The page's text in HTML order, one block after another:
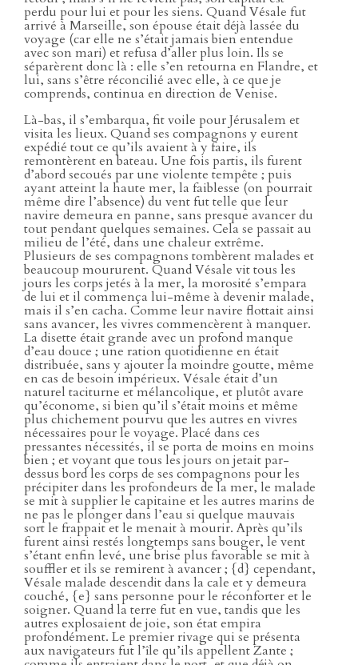
perdu pour lui et pour les siens. Quand Vésale fut
arrivé à Marseille, son épouse était déjà lassée du
voyage (car elle ne s’était jamais bien entendue
avec son mari) et refusa d’aller plus loin. Ils se
séparèrent donc là : elle s’en retourna en Flandre, et
lui, sans s’être réconcilié avec elle, à ce que je
comprends, continua en direction de Venise.
Là-bas, il s’embarqua, fit voile pour Jérusalem et
visita les lieux. Quand ses compagnons y eurent
expédié tout ce qu’ils avaient à y faire, ils
remontèrent en bateau. Une fois partis, ils furent
d’abord secoués par une violente tempête ; puis
ayant atteint la haute mer, la faiblesse (on pourrait
même dire l’absence) du vent fut telle que leur
navire demeura en panne, sans presque avancer du
tout pendant quelques semaines. Cela se passait au
milieu de l’été, dans une chaleur extrême.
Plusieurs de ses compagnons tombèrent malades et
beaucoup moururent. Quand Vésale vit tous les
jours les corps jetés à la mer, la morosité s’empara
de lui et il commença lui-même à devenir malade,
mais il s’en cacha. Comme leur navire flottait ainsi
sans avancer, les vivres commencèrent à manquer.
La disette était grande avec un profond manque
d’eau douce ; une ration quotidienne en était
distribuée, sans y ajouter la moindre goutte, même
en cas de besoin impérieux. Vésale était d’un
naturel taciturne et mélancolique, et plutôt avare
qu’économe, si bien qu’il s’était moins et même
plus chichement pourvu que les autres en vivres
nécessaires pour le voyage. Placé dans ces
pressantes nécessités, il se porta de moins en moins
bien ; et voyant que tous les jours on jetait par-
dessus bord les corps de ses compagnons pour les
précipiter dans les profondeurs de la mer, le malade
se mit à supplier le capitaine et les autres marins de
ne pas le plonger dans l’eau si quelque mauvais
sort le frappait et le menait à mourir. Après qu’ils
furent ainsi restés longtemps sans bouger, le vent
s’étant enfin levé, une brise plus favorable se mit à
souffler et ils se remirent à avancer ; {d} cependant,
Vésale malade descendit dans la cale et y demeura
couché, {e} sans personne pour le réconforter et le
soigner. Quand la terre fut en vue, tandis que les
autres explosaient de joie, son état empira
profondément. Le premier rivage qui se présenta
aux navigateurs fut l’île qu’ils appellent Zante ;